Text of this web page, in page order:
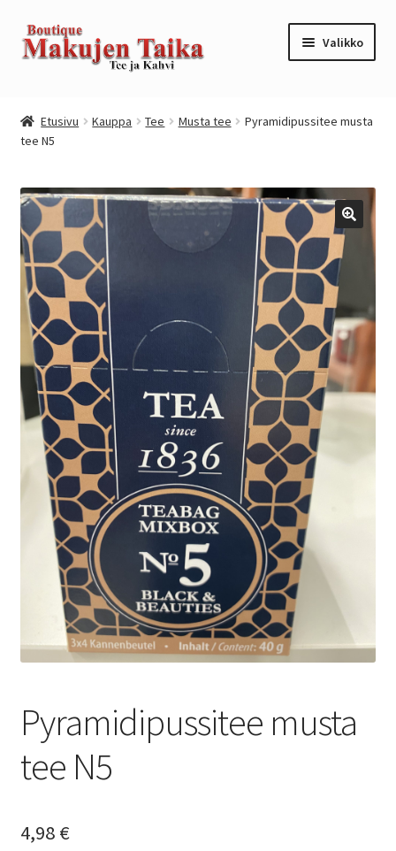
Siirry
navigointiin
Siirry
sisältöön
Valikko
Kanta-asiakkuusohjelma / loyalty program
Kassa
Kauppa
Oma tili
Ostoskori
Tilaus- ja sopimusehdot
Yrityksille
Etusivu Kauppa Tee Musta tee
Pyramidipussitee musta
tee N5
Pyramidipussitee musta
tee N5
4,98 €